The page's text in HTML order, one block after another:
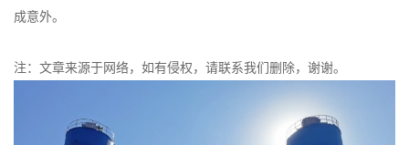
成意外。
注：文章来源于网络，如有侵权，请联系我们删除，谢谢。